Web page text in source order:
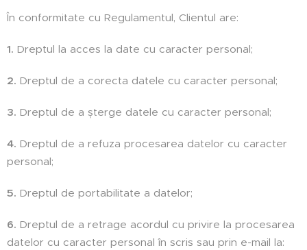
În conformitate cu Regulamentul, Clientul are:
1. Dreptul la acces la date cu caracter personal;
2. Dreptul de a corecta datele cu caracter personal;
3. Dreptul de a șterge datele cu caracter personal;
4. Dreptul de a refuza procesarea datelor cu caracter
personal;
5. Dreptul de portabilitate a datelor;
6. Dreptul de a retrage acordul cu privire la procesarea
datelor cu caracter personal în scris sau prin e-mail la: